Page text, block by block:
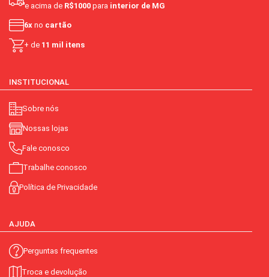
e acima de R$1000 para interior de MG
6x no cartão
+ de 11 mil itens
INSTITUCIONAL
Sobre nós
Nossas lojas
Fale conosco
Trabalhe conosco
Política de Privacidade
AJUDA
Perguntas frequentes
Troca e devolução